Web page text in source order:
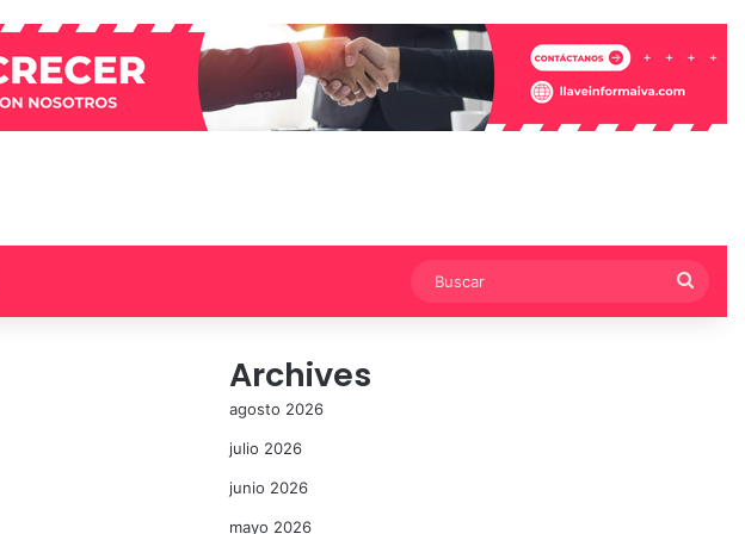
Archives
agosto 2026
julio 2026
junio 2026
mayo 2026